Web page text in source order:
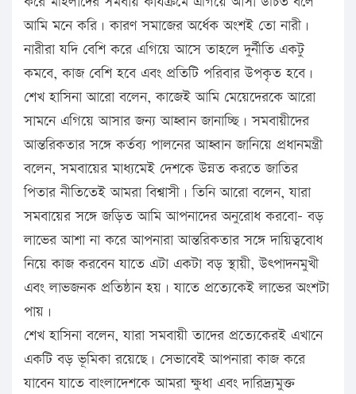
আমি মনে করি। কারণ সমাজের অর্ধেক অংশই তো নারী।
নারীরা যদি বেশি করে এগিয়ে আসে তাহলে দুর্নীতি একটু
কমবে, কাজ বেশি হবে এবং প্রতিটি পরিবার উপকৃত হবে।
শেখ হাসিনা আরো বলেন, কাজেই আমি মেয়েদেরকে আরো
সামনে এগিয়ে আসার জন্য আহ্বান জানাচ্ছি। সমবায়ীদের
আন্তরিকতার সঙ্গে কর্তব্য পালনের আহ্বান জানিয়ে প্রধানমন্ত্রী
বলেন, সমবায়ের মাধ্যমেই দেশকে উন্নত করতে জাতির
পিতার নীতিতেই আমরা বিশ্বাসী। তিনি আরো বলেন, যারা
সমবায়ের সঙ্গে জড়িত আমি আপনাদের অনুরোধ করবো- বড়
লাভের আশা না করে আপনারা আন্তরিকতার সঙ্গে দায়িত্ববোধ
নিয়ে কাজ করবেন যাতে এটা একটা বড় স্থায়ী, উৎপাদনমুখী
এবং লাভজনক প্রতিষ্ঠান হয়। যাতে প্রত্যেকেই লাভের অংশটা
পায়।
শেখ হাসিনা বলেন, যারা সমবায়ী তাদের প্রত্যেকেরই এখানে
একটি বড় ভূমিকা রয়েছে। সেভাবেই আপনারা কাজ করে
যাবেন যাতে বাংলাদেশকে আমরা ক্ষুধা এবং দারিদ্র্যমুক্ত